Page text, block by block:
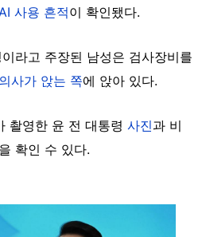
사용 흔적이 확인됐다.
라고 주장된 남성은 검사장비를
의사가 앉는 쪽에 앉아 있다.
촬영한 윤 전 대통령 사진과 비
확인 수 있다.